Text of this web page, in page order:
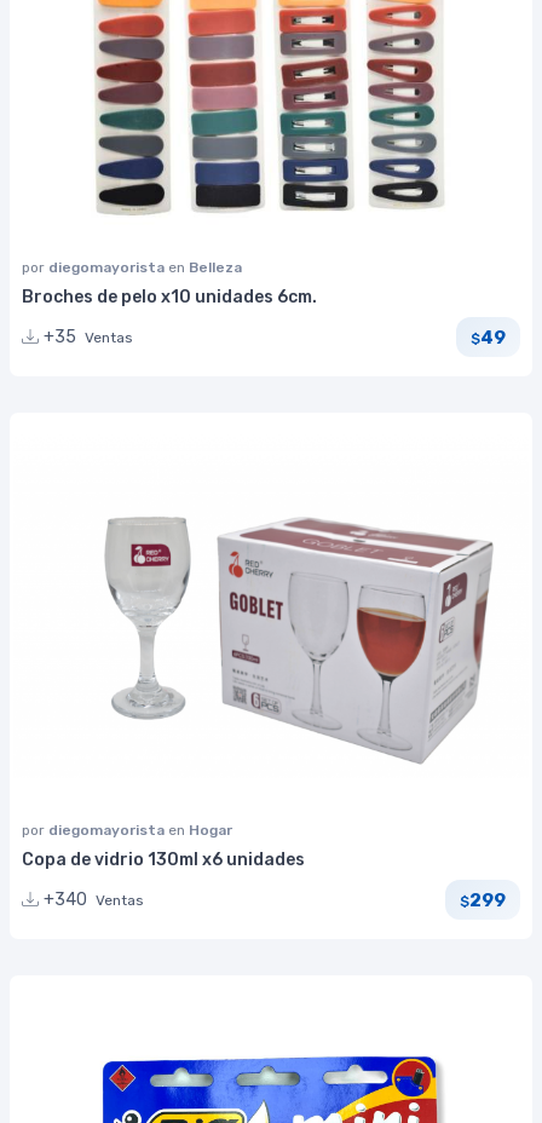
por diegomayorista en Belleza
Broches de pelo x10 unidades 6cm.
+35 Ventas $49
por diegomayorista en Hogar
Copa de vidrio 130ml x6 unidades
+340 Ventas $299